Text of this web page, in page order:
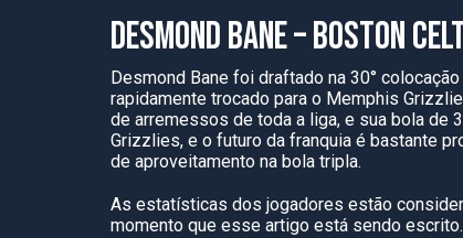
DESMOND BANE – BOSTON
Desmond Bane foi draftado na 30°
rapidamente trocado para o Memphis
de arremessos de toda a liga, e sua bola de
Grizzlies, e o futuro da franquia é bastante
de aproveitamento na bola tripla.
As estatísticas dos jogadores estão
momento que esse artigo está sendo escrito.